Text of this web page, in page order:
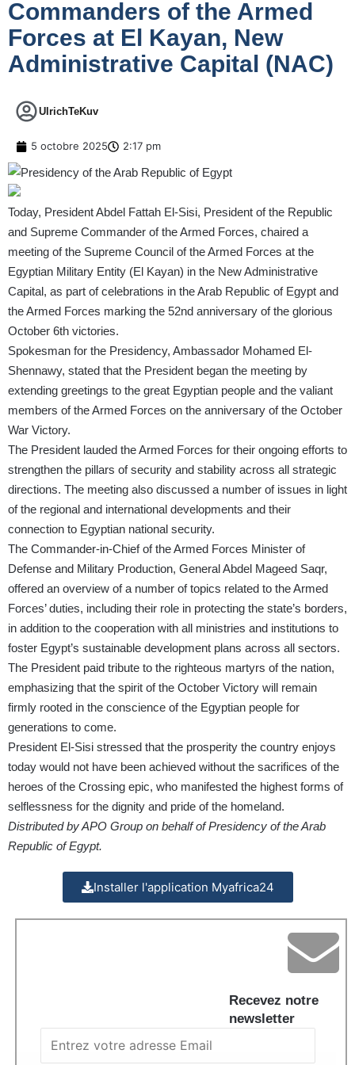
Commanders of the Armed
Forces at El Kayan, New
Administrative Capital (NAC)
UlrichTeKuv
5 octobre 2025 2:17 pm
Today, President Abdel Fattah El-Sisi, President of the Republic
and Supreme Commander of the Armed Forces, chaired a
meeting of the Supreme Council of the Armed Forces at the
Egyptian Military Entity (El Kayan) in the New Administrative
Capital, as part of celebrations in the Arab Republic of Egypt and
the Armed Forces marking the 52nd anniversary of the glorious
October 6th victories.
Spokesman for the Presidency, Ambassador Mohamed El-
Shennawy, stated that the President began the meeting by
extending greetings to the great Egyptian people and the valiant
members of the Armed Forces on the anniversary of the October
War Victory.
The President lauded the Armed Forces for their ongoing efforts to
strengthen the pillars of security and stability across all strategic
directions. The meeting also discussed a number of issues in light
of the regional and international developments and their
connection to Egyptian national security.
The Commander-in-Chief of the Armed Forces Minister of
Defense and Military Production, General Abdel Mageed Saqr,
offered an overview of a number of topics related to the Armed
Forces’ duties, including their role in protecting the state’s borders,
in addition to the cooperation with all ministries and institutions to
foster Egypt’s sustainable development plans across all sectors.
The President paid tribute to the righteous martyrs of the nation,
emphasizing that the spirit of the October Victory will remain
firmly rooted in the conscience of the Egyptian people for
generations to come.
President El-Sisi stressed that the prosperity the country enjoys
today would not have been achieved without the sacrifices of the
heroes of the Crossing epic, who manifested the highest forms of
selflessness for the dignity and pride of the homeland.
Distributed by APO Group on behalf of Presidency of the Arab
Republic of Egypt.
Installer l'application Myafrica24
Recevez notre
newsletter